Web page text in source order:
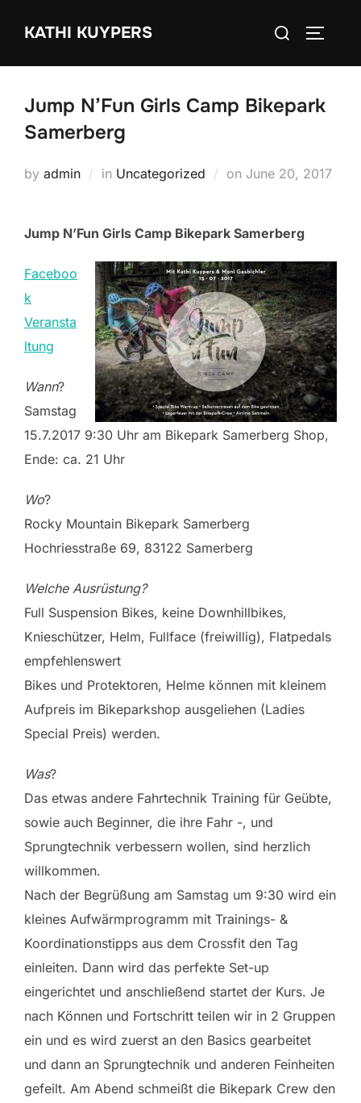
KATHI KUYPERS
Search
Jump N’Fun Girls Camp Bikepark
Samerberg
by admin in Uncategorized on Posted
June 20, 2017
Jump N’Fun Girls Camp Bikepark Samerberg
Faceboo
k
Veransta
ltung
Wann?
Samstag
15.7.2017 9:30 Uhr am Bikepark Samerberg Shop,
Ende: ca. 21 Uhr
Wo?
Rocky Mountain Bikepark Samerberg
Hochriesstraße 69, 83122 Samerberg
Welche Ausrüstung?
Full Suspension Bikes, keine Downhillbikes,
Knieschützer, Helm, Fullface (freiwillig), Flatpedals
empfehlenswert
Bikes und Protektoren, Helme können mit kleinem
Aufpreis im Bikeparkshop ausgeliehen (Ladies
Special Preis) werden.
Was?
Das etwas andere Fahrtechnik Training für Geübte,
sowie auch Beginner, die ihre Fahr -, und
Sprungtechnik verbessern wollen, sind herzlich
willkommen.
Nach der Begrüßung am Samstag um 9:30 wird ein
kleines Aufwärmprogramm mit Trainings- &
Koordinationstipps aus dem Crossfit den Tag
einleiten. Dann wird das perfekte Set-up
eingerichtet und anschließend startet der Kurs. Je
nach Können und Fortschritt teilen wir in 2 Gruppen
ein und es wird zuerst an den Basics gearbeitet
und dann an Sprungtechnik und anderen Feinheiten
gefeilt. Am Abend schmeißt die Bikepark Crew den